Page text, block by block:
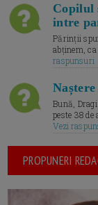
Copilul
intre
Părinții
abținem,
raspunsuri
Bună,
peste 38
Vezi
PROPUNERI